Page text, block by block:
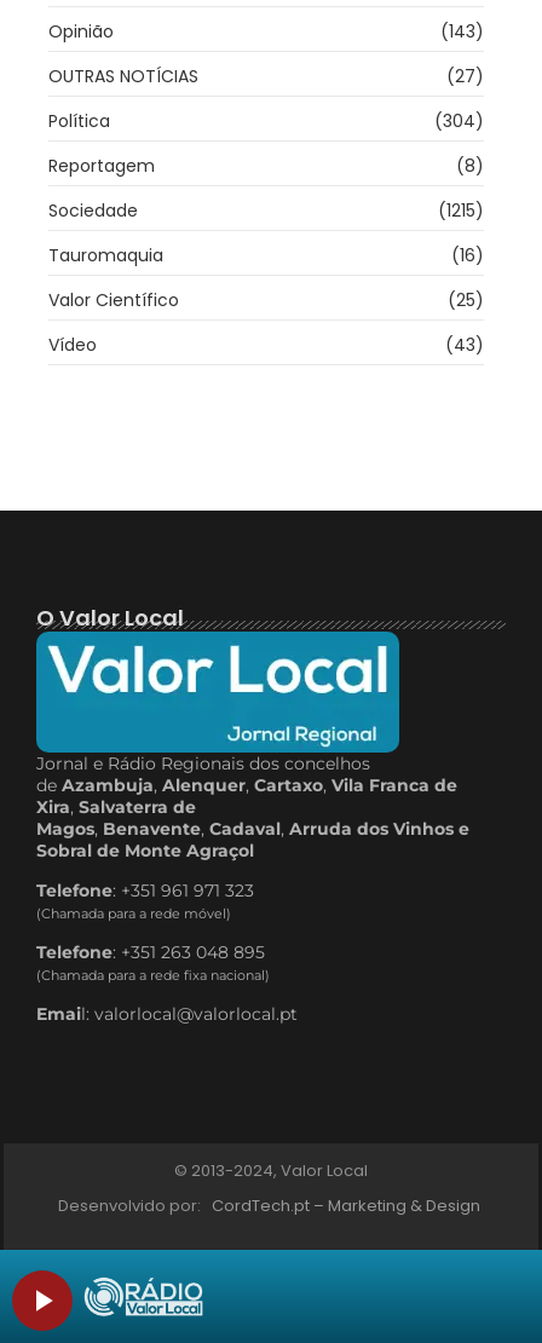
Opinião
(143)
OUTRAS NOTÍCIAS
(27)
Política
(304)
Reportagem
(8)
Sociedade
(1215)
Tauromaquia
(16)
Valor Científico
(25)
Vídeo
(43)
O Valor Local
Jornal e Rádio Regionais dos concelhos
de Azambuja, Alenquer, Cartaxo, Vila Franca de
Xira, Salvaterra de
Magos, Benavente, Cadaval, Arruda dos Vinhos e
Sobral de Monte Agraçol
Telefone: +351 961 971 323
(Chamada para a rede móvel)
Telefone: +351 263 048 895
(Chamada para a rede fixa nacional)
Email: valorlocal@valorlocal.pt
© 2013-2024, Valor Local
Desenvolvido por: CordTech.pt – Marketing & Design